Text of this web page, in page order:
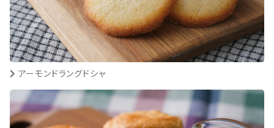
アーモンドラングドシャ